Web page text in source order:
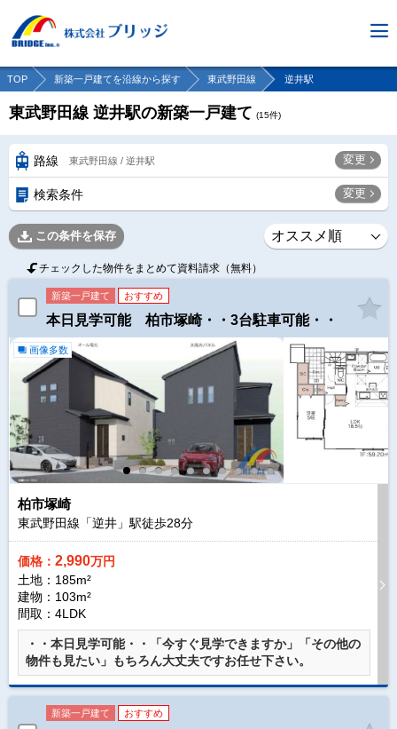
TOP 新築一戸建てを沿線から探す 東武野田線 逆井駅
東武野田線 逆井駅の新築一戸建て (15件)
路線 東武野田線 / 逆井駅 変更
検索条件 変更
この条件を保存
チェックした物件をまとめて資料請求（無料）
新築一戸建て おすすめ
本日見学可能 柏市塚崎・・3台駐車可能・・
画像多数
柏市塚崎
東武野田線「逆井」駅徒歩28分
価格： 2,990万円
土地：185m²
建物：103m²
間取：4LDK
・・本日見学可能・・「今すぐ見学できますか」「その他の
物件も見たい」もちろん大丈夫ですお任せ下さい。
新築一戸建て おすすめ